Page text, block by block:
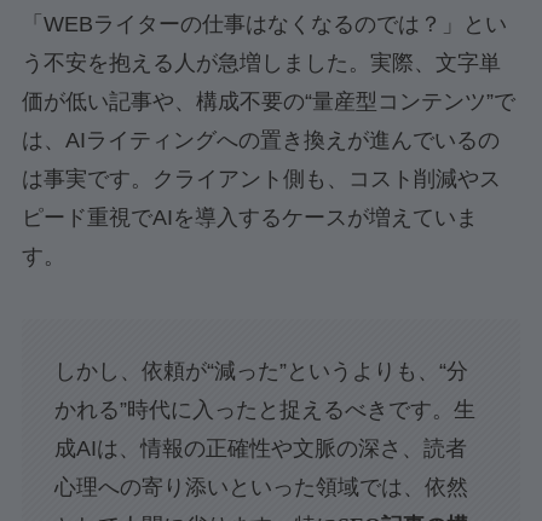
「WEBライターの仕事はなくなるのでは？」とい
う不安を抱える人が急増しました。実際、文字単
価が低い記事や、構成不要の“量産型コンテンツ”で
は、AIライティングへの置き換えが進んでいるの
は事実です。クライアント側も、コスト削減やス
ピード重視でAIを導入するケースが増えていま
す。
しかし、依頼が“減った”というよりも、“分
かれる”時代に入ったと捉えるべきです。生
成AIは、情報の正確性や文脈の深さ、読者
心理への寄り添いといった領域では、依然